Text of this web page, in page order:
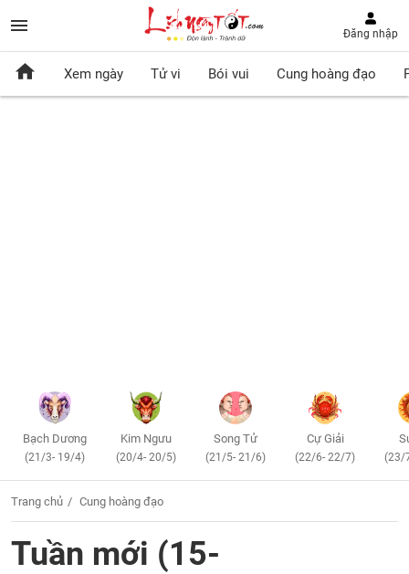
Đăng nhập
Xem ngày Tử vi Bói vui Cung hoàng đạo
Bạch Dương
(21/3- 19/4)
Kim Ngưu
(20/4- 20/5)
Song Tử
(21/5- 21/6)
Cự Giải
(22/6- 22/7) (23/
Trang chủ Cung hoàng đạo
Tuần mới (15-